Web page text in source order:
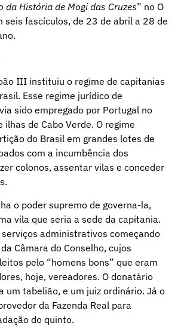
da História de Mogi das Cruzes” no O
seis fascículos, de 23 de abril a 28 de
III instituiu o regime de capitanias
Esse regime jurídico de
sido empregado por Portugal no
ilhas de Cabo Verde. O regime
do Brasil em grandes lotes de
com a incumbência dos
colonos, assentar vilas e conceder
o poder supremo de governa-la,
vila que seria a sede da capitania.
administrativos começando
Câmara do Conselho, cujos
pelo “homens bons” que eram
hoje, vereadores. O donatário
um tabelião, e um juiz ordinário. Já o
da Fazenda Real para
do quinto.